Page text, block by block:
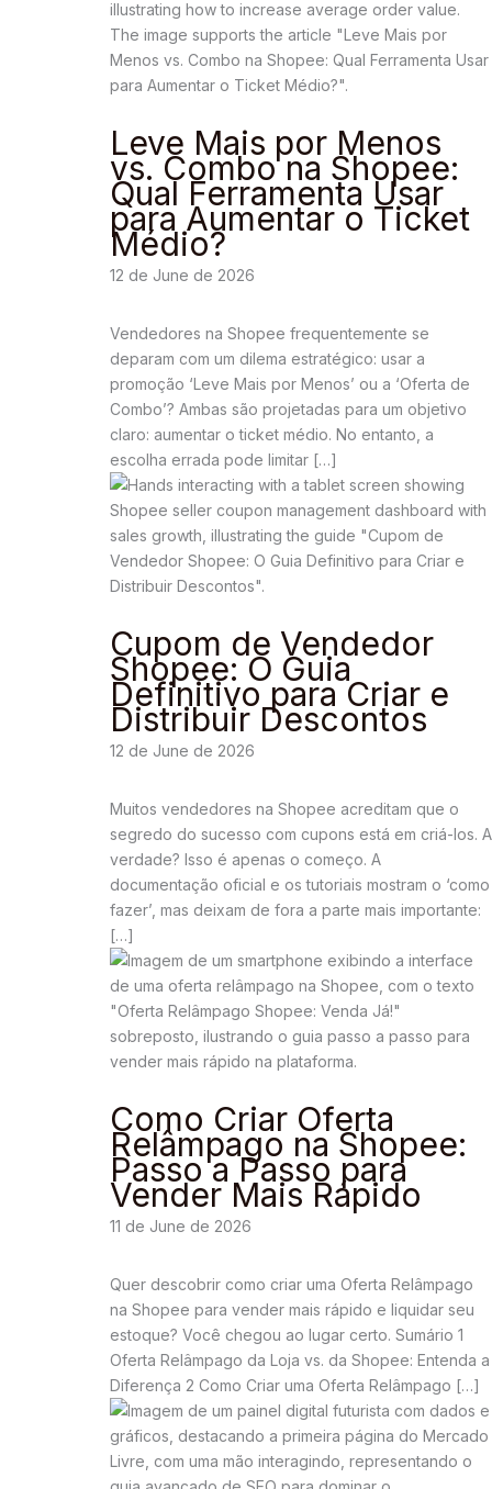
Leve Mais por Menos
vs. Combo na Shopee:
Qual Ferramenta Usar
para Aumentar o Ticket
Médio?
12 de June de 2026
Vendedores na Shopee frequentemente se
deparam com um dilema estratégico: usar a
promoção ‘Leve Mais por Menos’ ou a ‘Oferta de
Combo’? Ambas são projetadas para um objetivo
claro: aumentar o ticket médio. No entanto, a
escolha errada pode limitar […]
Cupom de Vendedor
Shopee: O Guia
Definitivo para Criar e
Distribuir Descontos
12 de June de 2026
Muitos vendedores na Shopee acreditam que o
segredo do sucesso com cupons está em criá-los. A
verdade? Isso é apenas o começo. A
documentação oficial e os tutoriais mostram o ‘como
fazer’, mas deixam de fora a parte mais importante:
[…]
Como Criar Oferta
Relâmpago na Shopee:
Passo a Passo para
Vender Mais Rápido
11 de June de 2026
Quer descobrir como criar uma Oferta Relâmpago
na Shopee para vender mais rápido e liquidar seu
estoque? Você chegou ao lugar certo. Sumário 1
Oferta Relâmpago da Loja vs. da Shopee: Entenda a
Diferença 2 Como Criar uma Oferta Relâmpago […]